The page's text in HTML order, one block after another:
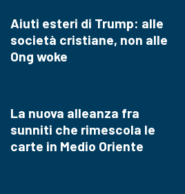
Aiuti esteri di Trump: alle
società cristiane, non alle
Ong woke
La nuova alleanza fra
sunniti che rimescola le
carte in Medio Oriente